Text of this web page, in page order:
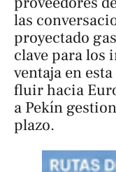
las
proyectado
clave para los
ventaja en
fluir hacia
a Pekín
plazo.